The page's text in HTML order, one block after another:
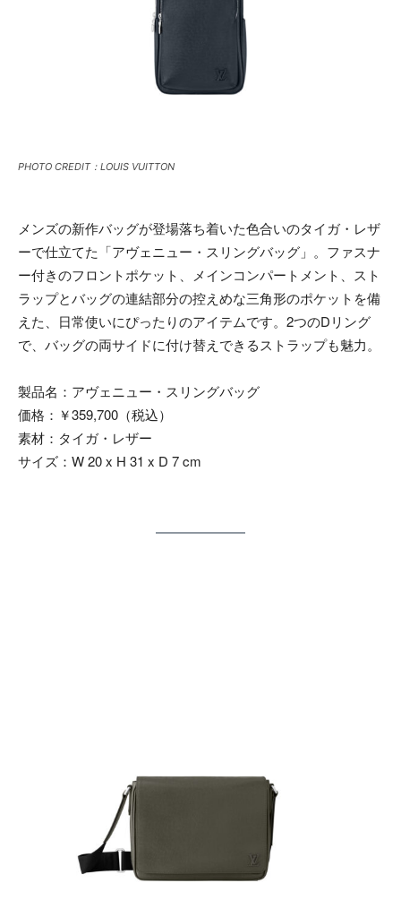
PHOTO CREDIT：LOUIS VUITTON
メンズの新作バッグが登場落ち着いた色合いのタイガ・レザ
ーで仕立てた「アヴェニュー・スリングバッグ」。ファスナ
ー付きのフロントポケット、メインコンパートメント、スト
ラップとバッグの連結部分の控えめな三角形のポケットを備
えた、日常使いにぴったりのアイテムです。2つのDリング
で、バッグの両サイドに付け替えできるストラップも魅力。
製品名：アヴェニュー・スリングバッグ
価格：￥359,700（税込）
素材：タイガ・レザー
サイズ：W 20 x H 31 x D 7 cm